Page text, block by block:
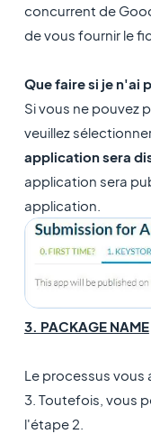
concurrent de
de vous fournir le
Que faire si je n'ai
Si vous ne pouvez
veuillez
application sera
application sera
application.
3. PACKAGE NAME
Le processus
3. Toutefois, vous
l'étape 2.